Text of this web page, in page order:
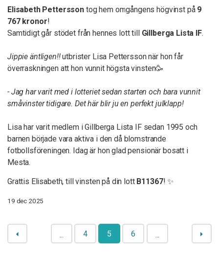
Elisabeth Pettersson tog hem omgångens högvinst på 9
767 kronor!
Samtidigt går stödet från hennes lott till Gillberga Lista IF.
Jippie äntligen!!utbrister Lisa Pettersson när hon får
överraskningen att hon vunnit högsta vinsten🥳
- Jag har varit med i lotteriet sedan starten och bara vunnit
småvinster tidigare. Det här blir ju en perfekt julklapp!
Lisa har varit medlem i Gillberga Lista IF sedan 1995 och
barnen började vara aktiva i den då blomstrande
fotbollsföreningen. Idag är hon glad pensionär bosatt i
Mesta.
Grattis Elisabeth, till vinsten på din lottB11367! ✨
19 dec 2025
... 4 5 6 ...